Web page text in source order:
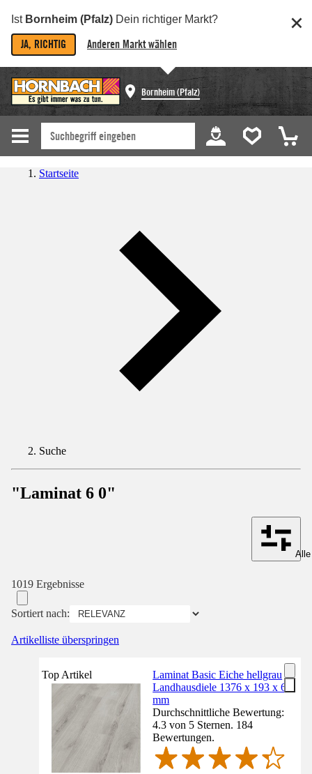
Ist Bornheim (Pfalz) Dein richtiger Markt?
JA, RICHTIG Anderen Markt wählen
Bornheim (Pfalz)
Startseite
Suche
"Laminat 6 0"
1019 Ergebnisse
Sortiert nach:
Artikelliste überspringen
Top Artikel
Laminat Basic Eiche hellgrau
Landhausdiele 1376 x 193 x 6
mm
Durchschnittliche Bewertung:
4.3 von 5 Sternen. 184
Bewertungen.